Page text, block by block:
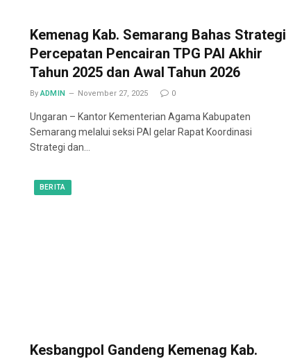
Kemenag Kab. Semarang Bahas Strategi
Percepatan Pencairan TPG PAI Akhir
Tahun 2025 dan Awal Tahun 2026
By ADMIN November 27, 2025 0
Ungaran – Kantor Kementerian Agama Kabupaten
Semarang melalui seksi PAI gelar Rapat Koordinasi
Strategi dan…
BERITA
Kesbangpol Gandeng Kemenag Kab.